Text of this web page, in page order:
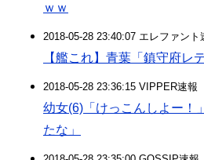
ｗｗ
2018-05-28 23:40:07 エレファン
【艦これ】青葉「鎮守府レ
2018-05-28 23:36:15 VIPPER速報
幼女(6)「けっこんしよー！
たな」